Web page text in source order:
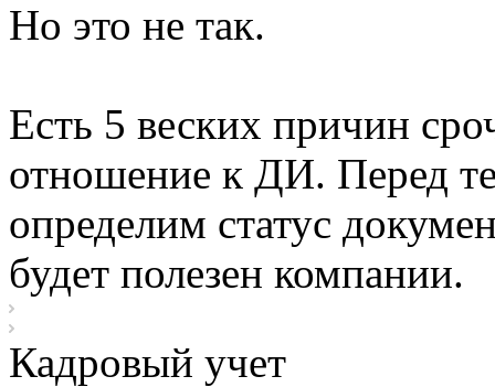
Но это не так.
Есть 5 веских причин
отношение к ДИ. Перед
определим статус
будет полезен компании.
Кадровый учет